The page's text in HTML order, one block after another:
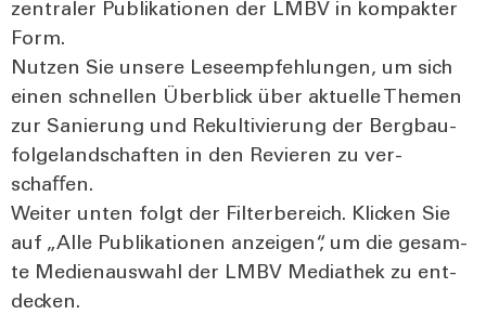
zen­tra­ler Publi­ka­tio­nen der LMBV in kom­pak­ter
Form.
Nut­zen Sie unse­re Lese­emp­feh­lun­gen, um sich
einen schnel­len Über­blick über aktu­el­le The­men
zur Sanie­rung und Rekul­ti­vie­rung der Berg­bau­
fol­ge­land­schaf­ten in den Revie­ren zu ver­
schaﬀen.
Wei­ter unten folgt der Fil­ter­be­reich. Kli­cken Sie
auf „Alle Publi­ka­tio­nen anzei­gen“, um die gesam­
te Medi­en­aus­wahl der LMBV Media­thek zu ent­
de­cken.